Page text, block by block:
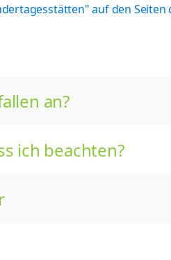
auf den Seiten
an?
ich beachten?